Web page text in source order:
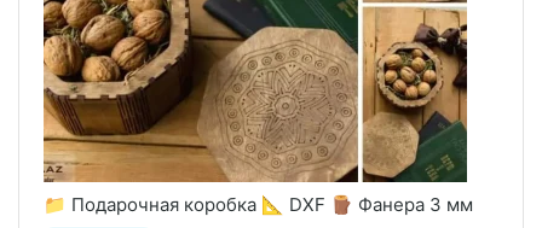
📁 Подарочная коробка 📐 DXF 🪵 Фанера 3 мм